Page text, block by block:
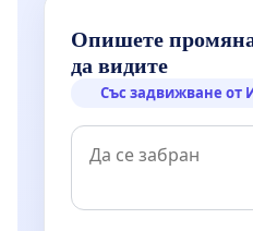
Опишете
да видите
Със задвижване от